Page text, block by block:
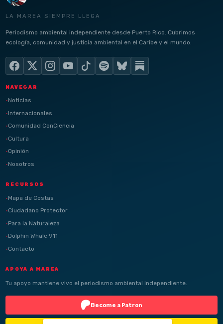
LA MAREA SIEMPRE LLEGA
Periodismo ambiental independiente desde Puerto Rico. Cubrimos
ecología, comunidad y justicia ambiental en el Caribe y el mundo.
NAVEGAR
Noticias
Internacionales
Comunidad ConCiencia
Cultura
Opinión
Nosotros
RECURSOS
Mapa de Costas
Ciudadano Protector
Para la Naturaleza
Dolphin Whale 911
Contacto
APOYA A MAREA
Tu apoyo mantiene vivo el periodismo ambiental independiente.
Become a Patron